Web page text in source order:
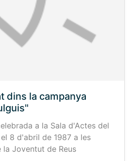
dins la campanya
a la Sala d'Actes del
8 d'abril de 1987 a les
la Joventut de Reus